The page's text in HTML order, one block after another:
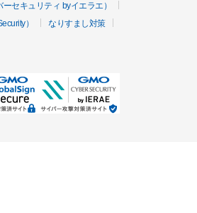
セキュリティ byイエラエ）
）
なりすまし対策